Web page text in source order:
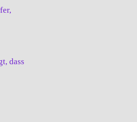
dass